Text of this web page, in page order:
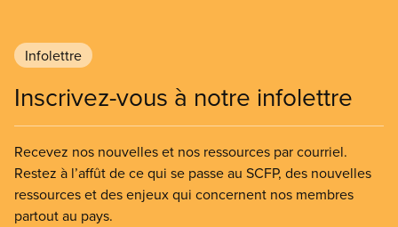
Infolettre
Inscrivez-vous à notre infolettre
Recevez nos nouvelles et nos ressources par courriel.
Restez à l’affût de ce qui se passe au SCFP, des nouvelles
ressources et des enjeux qui concernent nos membres
partout au pays.